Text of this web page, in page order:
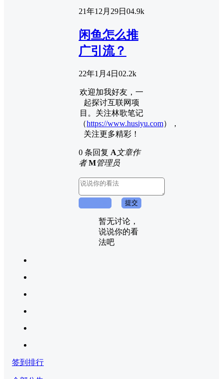
21年12月29日 04.9k
闲鱼怎么推
广引流？
22年1月4日 02.2k
欢迎加我好友，一
起探讨互联网项
目。关注林歌笔记
（https://www.husiyu.com），
关注更多精彩！
0 条回复 A文章作
者 M管理员
提交
暂无讨论，
说说你的看
法吧
签到排行